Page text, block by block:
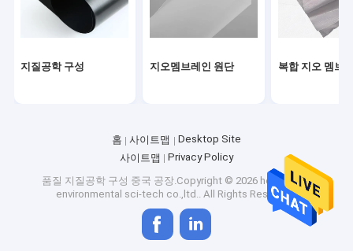
인용문을 요구하세요
지오멤브레인 원단
복합 지오 멤브레인
짠 것이 아닌 토지 섬유 직물
지질공학 구성 지오멤브레인 원단 복합 지오 멤브
홈 사이트맵
Desktop Site
사이트맵
Privacy Policy
품질 지질공학 구성 중국 공장.Copyright © 2026 hefei fuyun
environmental sci-tech co.,ltd.. All Rights Reserved.